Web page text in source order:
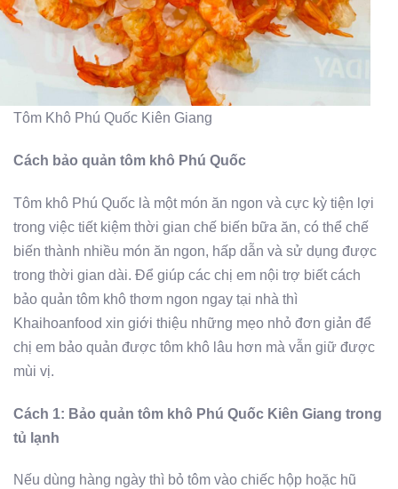
Tôm Khô Phú Quốc Kiên Giang
Cách bảo quản tôm khô Phú Quốc
Tôm khô Phú Quốc là một món ăn ngon và cực kỳ tiện lợi
trong việc tiết kiệm thời gian chế biến bữa ăn, có thể chế
biến thành nhiều món ăn ngon, hấp dẫn và sử dụng được
trong thời gian dài. Để giúp các chị em nội trợ biết cách
bảo quản tôm khô thơm ngon ngay tại nhà thì
Khaihoanfood xin giới thiệu những mẹo nhỏ đơn giản để
chị em bảo quản được tôm khô lâu hơn mà vẫn giữ được
mùi vị.
Cách 1: Bảo quản tôm khô Phú Quốc Kiên Giang trong
tủ lạnh
Nếu dùng hàng ngày thì bỏ tôm vào chiếc hộp hoặc hũ